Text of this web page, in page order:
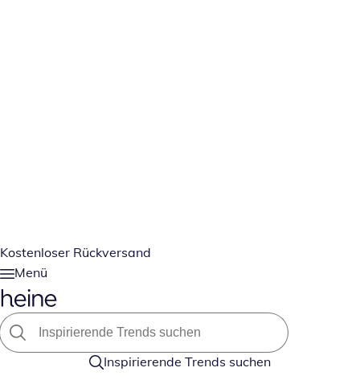
Kostenloser Rückversand
Menü
Inspirierende Trends suchen